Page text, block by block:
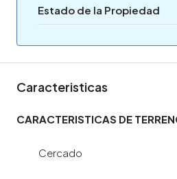
Estado de la Propiedad
Caracteristicas
CARACTERISTICAS DE
Cercado